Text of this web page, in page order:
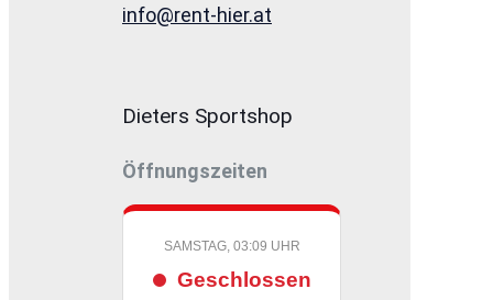
info@rent-hier.at
Dieters Sportshop
Öffnungszeiten
SAMSTAG, 03:09 UHR
Geschlossen